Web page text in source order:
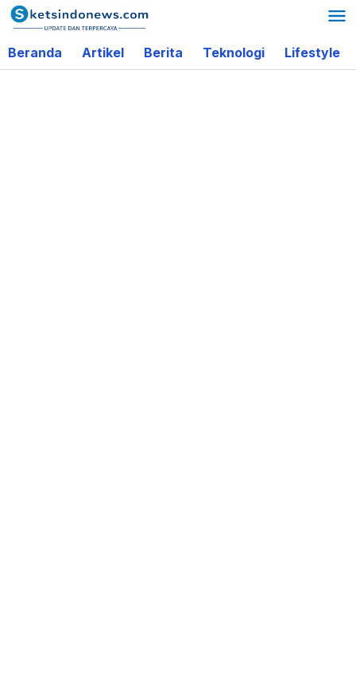
Lewati
ke
konten
Beranda Artikel Berita Teknologi Lifestyle